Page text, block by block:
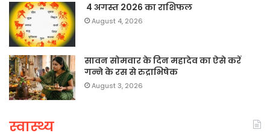
4 अगस्त 2026 का राशिफल
August 4, 2026
सावन सोमवार के दिन महादेव का ऐसे करें
गन्ने के रस से रुद्राभिषेक
August 3, 2026
स्वास्थ्य